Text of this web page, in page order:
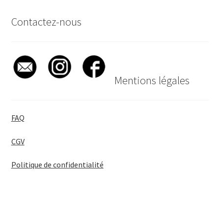
Contactez-nous
Mentions légales
FAQ
CGV
Politique de confidentialité